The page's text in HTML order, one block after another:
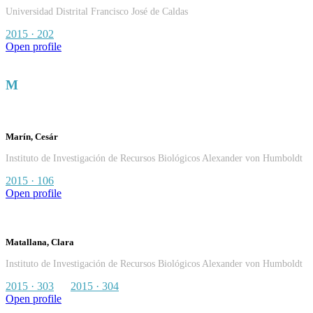
Universidad Distrital Francisco José de Caldas
2015 · 202
Open profile
M
Marín, Cesár
Instituto de Investigación de Recursos Biológicos Alexander von Humboldt
2015 · 106
Open profile
Matallana, Clara
Instituto de Investigación de Recursos Biológicos Alexander von Humboldt
2015 · 303
2015 · 304
Open profile